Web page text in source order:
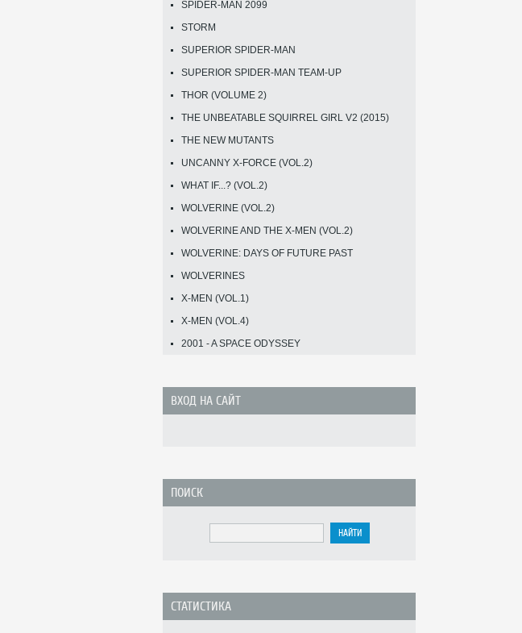
SPIDER-MAN 2099
STORM
SUPERIOR SPIDER-MAN
SUPERIOR SPIDER-MAN TEAM-UP
THOR (VOLUME 2)
THE UNBEATABLE SQUIRREL GIRL V2 (2015)
THE NEW MUTANTS
UNCANNY X-FORCE (VOL.2)
WHAT IF...? (VOL.2)
WOLVERINE (VOL.2)
WOLVERINE AND THE X-MEN (VOL.2)
WOLVERINE: DAYS OF FUTURE PAST
WOLVERINES
X-MEN (VOL.1)
X-MEN (VOL.4)
2001 - A SPACE ODYSSEY
ВХОД НА САЙТ
ПОИСК
СТАТИСТИКА